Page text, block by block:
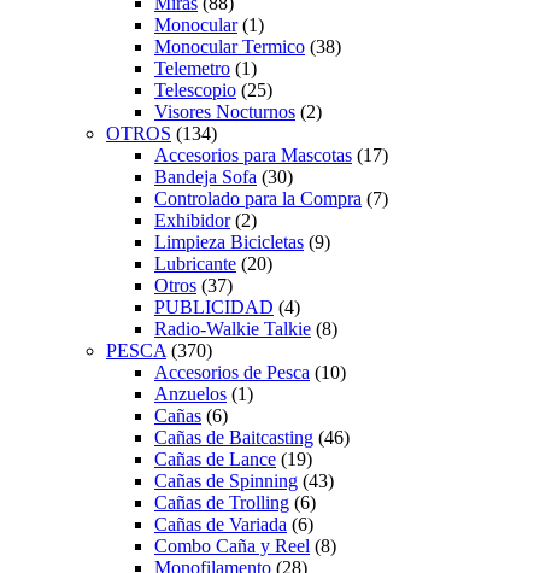
Monocular (1)
Monocular Termico (38)
Telemetro (1)
Telescopio (25)
Visores Nocturnos (2)
OTROS (134)
Accesorios para Mascotas (17)
Bandeja Sofa (30)
Controlado para la Compra (7)
Exhibidor (2)
Limpieza Bicicletas (9)
Lubricante (20)
Otros (37)
PUBLICIDAD (4)
Radio-Walkie Talkie (8)
PESCA (370)
Accesorios de Pesca (10)
Anzuelos (1)
Cañas (6)
Cañas de Baitcasting (46)
Cañas de Lance (19)
Cañas de Spinning (43)
Cañas de Trolling (6)
Cañas de Variada (6)
Combo Caña y Reel (8)
Monofilamento (28)